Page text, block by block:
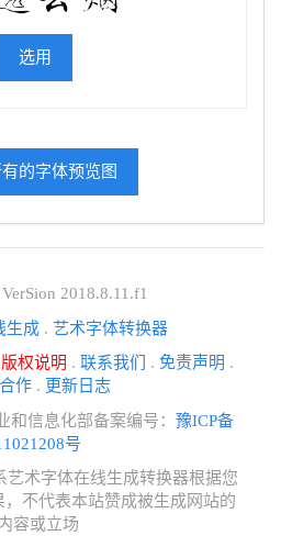
选用
的字体预览图
2018.8.11.f1
生成 . 艺术字体转换器
版权说明 . 联系我们 . 免责声明 .
作. 更新日志
和信息化部备案编号： 豫ICP备
号
艺术字体在线生成转换器根据您
不代表本站赞成被生成网站的
容或立场